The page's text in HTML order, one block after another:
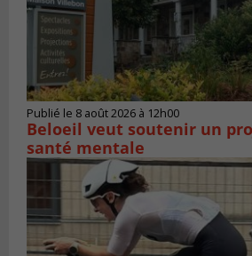
Publié le 8 août 2026 à 12h00
Beloeil veut soutenir un
santé mentale